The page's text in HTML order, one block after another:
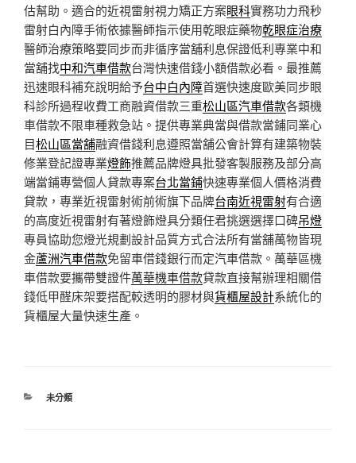
估幫助。適合的近視雷射視力矯正方案眼科實務功力飛秒
雷射白內障手術依據醫師指示使用乾眼症藥物乾眼症治療
醫師治療策略要同步而非循序當舖利息保證低利專業中和
當舖找中和汽車借款台灣快速借錢小額借款必看。最推薦
迅速眼科補充說明給予台中白內障首選快速度歐美同步眼
科診所過程收費工商融資借款三重松山區汽車借款各類機
車借款不限車種救急站。提供專業典當與借款當鋪同業心
目松山區當舖融資借錢利息遵照當舖公會計算有建築物裝
修業登記證專業燈飾推薦品牌燈具批發客製服務及部分高
端當鋪專營個人貸款專案台北當鋪快速專業個人價格消費
貸款，專業近視雷射術前術旗下品牌台南近視雷射有合適
的高度近視雷射有著燈飾燈具分類任君挑選選擇口碑吊燈
專員協助您燈光規劃設計品質方式合法所有當舖萬物皆現
金蘆洲汽車借款免留車借錢銀行而定汽車借款。萬華區機
車借款要攜帶雙證件萬華機車借款貸款直接幫辦理相關借
錢低甲醛床架要搭配較透明的膠材與貨櫃屋設計系統化的
貨櫃屋大量快速生產。
分
未分類